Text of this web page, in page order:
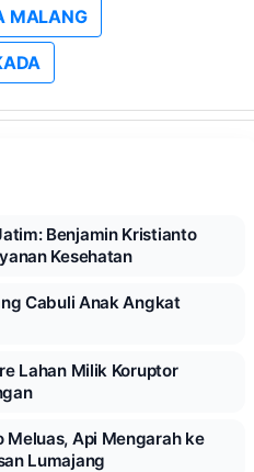
MALANG
Benjamin Kristianto
Kesehatan
Cabuli Anak Angkat
Lahan Milik Koruptor
Meluas, Api Mengarah ke
Lumajang